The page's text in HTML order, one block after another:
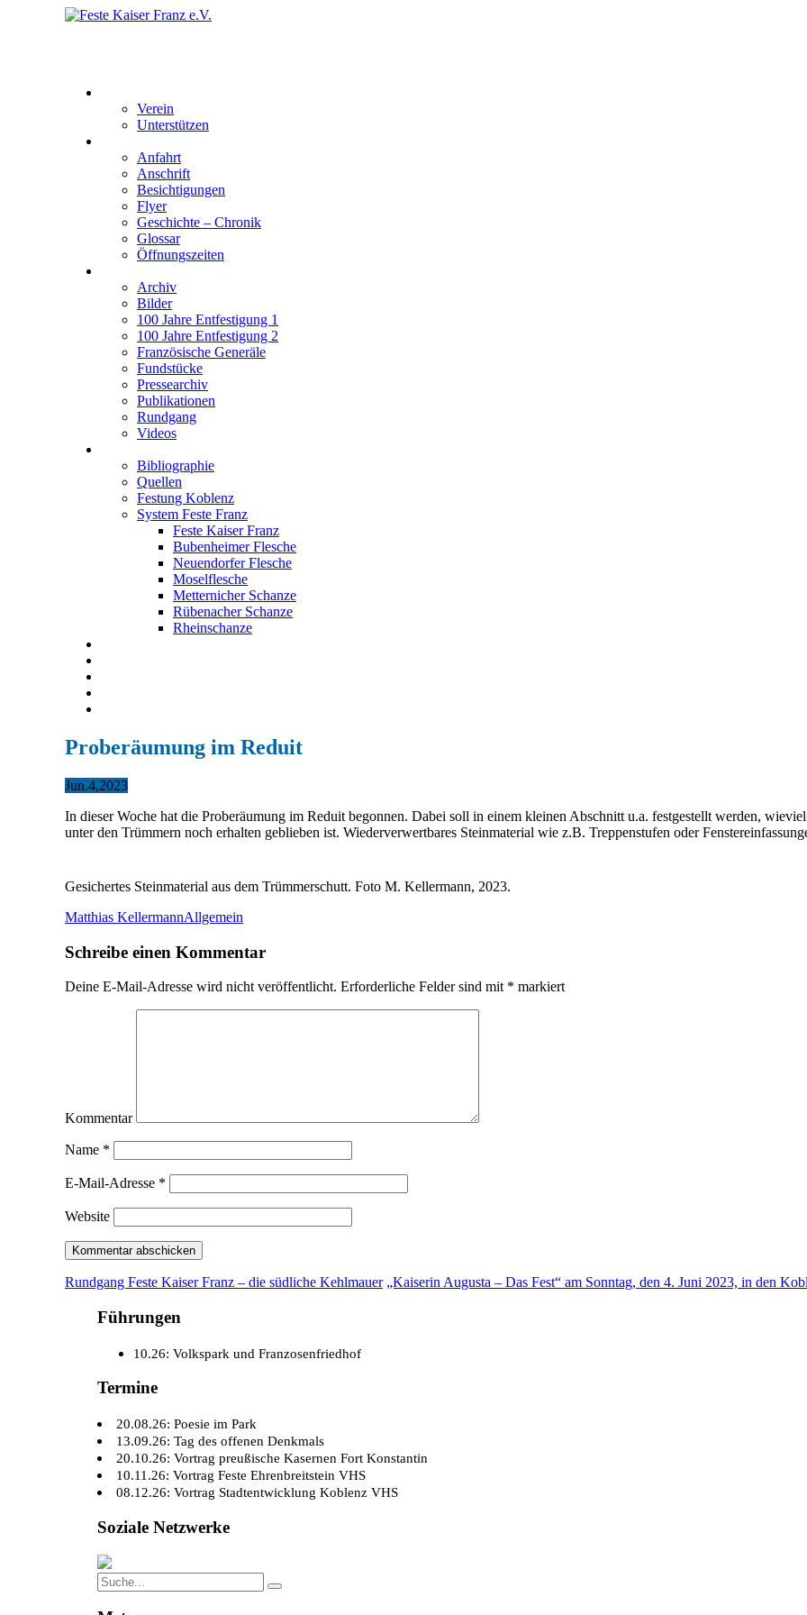
Verein
Unterstützen
Anfahrt
Anschrift
Besichtigungen
Flyer
Geschichte – Chronik
Glossar
Öffnungszeiten
Archiv
Bilder
100 Jahre Entfestigung 1
100 Jahre Entfestigung 2
Französische Generäle
Fundstücke
Pressearchiv
Publikationen
Rundgang
Videos
Bibliographie
Quellen
Festung Koblenz
System Feste Franz
Feste Kaiser Franz
Bubenheimer Flesche
Neuendorfer Flesche
Moselflesche
Metternicher Schanze
Rübenacher Schanze
Rheinschanze
Proberäumung im Reduit
Jun.4,2023
In dieser Woche hat die Proberäumung im Reduit begonnen. Dabei soll in einem kleinen Abschnitt u.a. festgestellt werden,
unter den Trümmern noch erhalten geblieben ist. Wiederverwertbares Steinmaterial wie z.B. Treppenstufen oder
Gesichertes Steinmaterial aus dem Trümmerschutt. Foto M. Kellermann, 2023.
Matthias KellermannAllgemein
Schreibe einen Kommentar
Deine E-Mail-Adresse wird nicht veröffentlicht. Erforderliche Felder sind mit * markiert
Kommentar
Name *
E-Mail-Adresse *
Website
Rundgang Feste Kaiser Franz – die südliche Kehlmauer „Kaiserin Augusta – Das Fest“ am Sonntag, den 4. Juni 2023, in den
Führungen
10.26: Volkspark und Franzosenfriedhof
Termine
20.08.26: Poesie im Park
13.09.26: Tag des offenen Denkmals
20.10.26: Vortrag preußische Kasernen Fort Konstantin
10.11.26: Vortrag Feste Ehrenbreitstein VHS
08.12.26: Vortrag Stadtentwicklung Koblenz VHS
Soziale Netzwerke
Search
for:
Search